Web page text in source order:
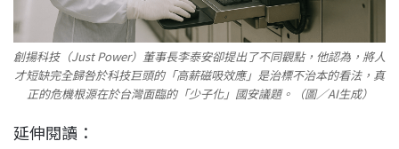
創揚科技（Just Power）董事長李泰安卻提出了不同觀點，他認為，將人
才短缺完全歸咎於科技巨頭的「高薪磁吸效應」是治標不治本的看法，真
正的危機根源在於台灣面臨的「少子化」國安議題。（圖／AI生成）
延伸閱讀：